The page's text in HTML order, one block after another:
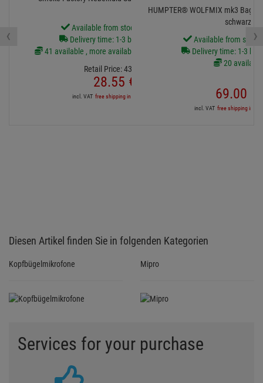
Available from stock Aschheim
Delivery time: 1-3 business days
41 available , more available from central stock
Retail Price:43.
28.55 €
incl. VAT free shipping in DE over 90€
HUMPTER® WOLFMIX mk3 Bag /
schwarz
Available from stock
Delivery time: 1-3
20 available
69.00
incl. VAT free shipping in DE
‹ ›
Diesen Artikel finden Sie in folgenden Kategorien
Kopfbügelmikrofone Mipro
Services for your purchase